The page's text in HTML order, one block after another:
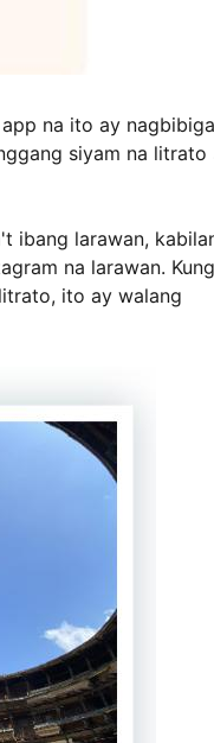
na ito ay
siyam na litrato
ibang larawan,
na larawan. Kung
ito ay walang